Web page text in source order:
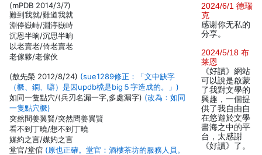
(mPDB 2014/3/7)
難到我就/難道我就
淵停嶽峙/淵渟嶽峙
沉恩半晌/沉思半晌
以老賣老/倚老賣老
老傢夥/老傢伙
(敖先榮 2012/8/24) (sue1289修正：「文中缺字
（橛、鐧、噼）是因updb檔是big５字造成的。」)
如同一隻點穴/(兵刃名漏一字,多處漏字) (改為：如同
一隻點穴橛)
突然間姜翼賢/突然問姜翼賢
看不到丁曉/想不到丁曉
媒約之言/媒妁之言
堂官/堂倌 (原也正確。堂官：酒樓茶坊的服務人員。
2024/6/1 德瑞
克
感谢你无私的
分享。
2024/5/18 布
莱恩
《好讀》網站
可以說是啟蒙
了我對文學的
興趣，一個提
供了我自由自
在悠遊於文學
書海之中的平
台，太感謝
《好讀》了。